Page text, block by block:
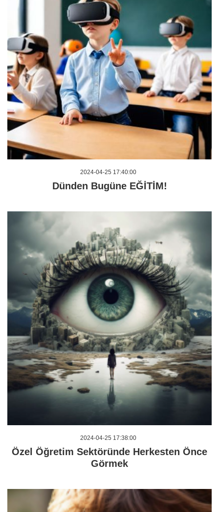
2024-04-25 17:40:00
Dünden Bugüne EĞİTİM!
2024-04-25 17:38:00
Özel Öğretim Sektöründe Herkesten Önce
Görmek